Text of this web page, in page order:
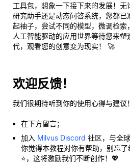
工具包，想象一下接下来的发展！无
研究助手还是动态问答系统，您都
起袖子，尝试不同的模型，微调检索
人工智能驱动的应用世界等待您来
代，观看您的创意变为现实！ 🚀
欢迎反馈！
我们很期待听到你的使用心得与建议
在下方留言；
加入 Milvus Discord 社区，与全
你觉得本教程对你有帮助，别忘了
⭐，这将激励我们不断创作！💖